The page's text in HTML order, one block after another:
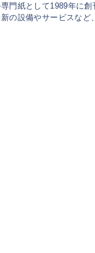
門紙として1989年に
の設備やサービスなど